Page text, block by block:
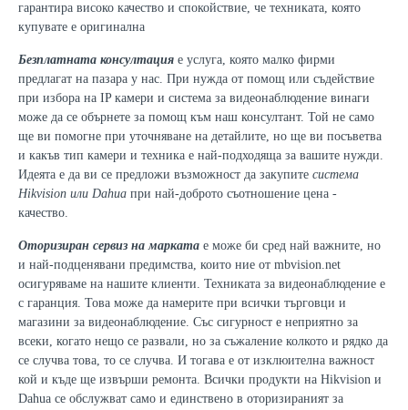
гарантира високо качество и спокойствие, че техниката, която
купувате е оригинална
Безплатната консултация е услуга, която малко фирми
предлагат на пазара у нас. При нужда от помощ или съдействие
при избора на IP камери и система за видеонаблюдение винаги
може да се обърнете за помощ към наш консултант. Той не само
ще ви помогне при уточняване на детайлите, но ще ви посъветва
и какъв тип камери и техника е най-подходяща за вашите нужди.
Идеята е да ви се предложи възможност да закупите система
Hikvision или Dahua при най-доброто съотношение цена -
качество.
Оторизиран сервиз на марката е може би сред най важните, но
и най-подценявани предимства, които ние от mbvision.net
осигуряваме на нашите клиенти. Техниката за видеонаблюдение е
с гаранция. Това може да намерите при всички търговци и
магазини за видеонаблюдение. Със сигурност е неприятно за
всеки, когато нещо се развали, но за съжаление колкото и рядко да
се случва това, то се случва. И тогава е от изклюителна важност
кой и къде ще извърши ремонта. Всички продукти на Hikvision и
Dahua се обслужват само и единствено в оторизираният за